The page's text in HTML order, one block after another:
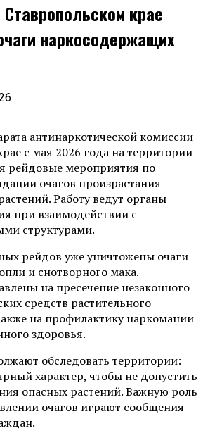
Ставропольском крае
наркосодержащих
антинаркотической комиссии
с мая 2026 года на территории
рейдовые мероприятия по
очагов произрастания
Работу ведут органы
при взаимодействии с
структурами.
рейдов уже уничтожены очаги
и снотворного мака.
на пресечение незаконного
средств растительного
на профилактику наркомании
здоровья.
обследовать территории:
характер, чтобы не допустить
опасных растений. Важную роль
очагов играют сообщения